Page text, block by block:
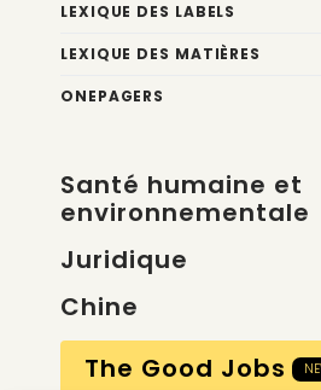
LEXIQUE DES LABELS
LEXIQUE DES MATIÈRES
ONEPAGERS
Santé humaine et
environnementale
Juridique
Chine
The Good Jobs